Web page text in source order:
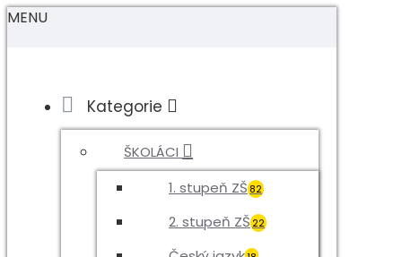
MENU
Kategorie
ŠKOLÁCI
1. stupeň ZŠ 82
2. stupeň ZŠ 22